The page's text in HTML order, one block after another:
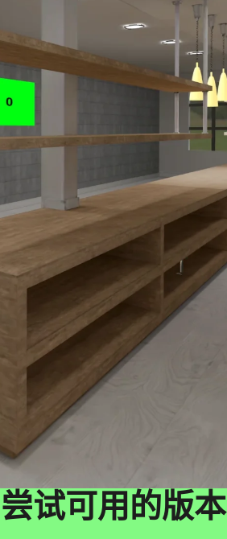
尝试可用的版本